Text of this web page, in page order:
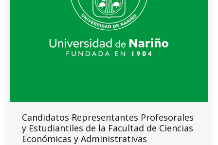
Candidatos Representantes Profesorales
y Estudiantiles de la Facultad de Ciencias
Económicas y Administrativas